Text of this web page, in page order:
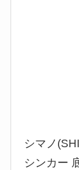
シマノ
シンカー